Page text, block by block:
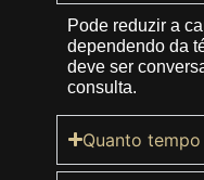
Pode reduzir a
dependendo da
deve ser
consulta.
Quanto